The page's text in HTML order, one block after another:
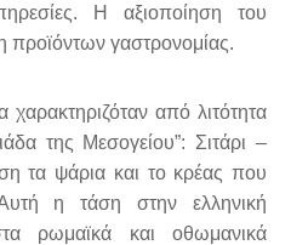
Η αξιοποίηση του
γαστρονομίας.
χαρακτηριζόταν από λιτότητα
της Μεσογείου”: Σιτάρι –
τα ψάρια και το κρέας που
η τάση στην ελληνική
ρωμαϊκά και οθωμανικά